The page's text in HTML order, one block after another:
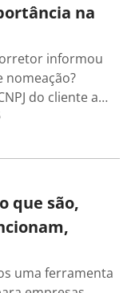
na
informou
nomeação?
do cliente a…
que são,
uma ferramenta